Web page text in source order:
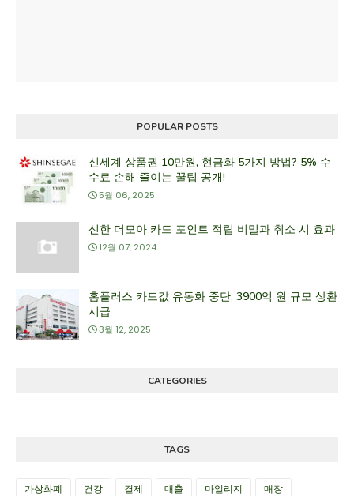
POPULAR POSTS
신세계 상품권 10만원, 현금화 5가지 방법? 5% 수
수료 손해 줄이는 꿀팁 공개!
5월 06, 2025
신한 더모아 카드 포인트 적립 비밀과 취소 시 효과
12월 07, 2024
홈플러스 카드값 유동화 중단, 3900억 원 규모 상환
시급
3월 12, 2025
CATEGORIES
TAGS
가상화폐 건강 결제 대출 마일리지
매장